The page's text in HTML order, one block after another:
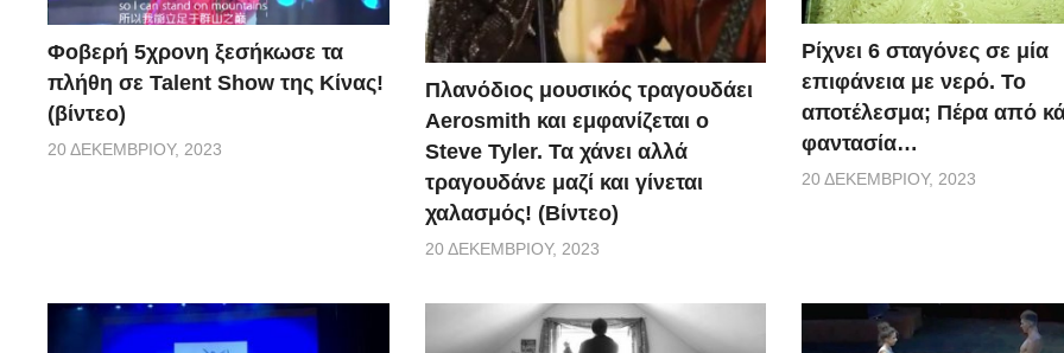
Φοβερή 5χρονη ξεσήκωσε τα
πλήθη σε Talent Show της Κίνας!
(βίντεο)
20 ΔΕΚΕΜΒΡΊΟΥ, 2023
Πλανόδιος μουσικός τραγουδάει
Aerosmith και εμφανίζεται ο
Steve Tyler. Τα χάνει αλλά
τραγουδάνε μαζί και γίνεται
χαλασμός! (Βίντεο)
20 ΔΕΚΕΜΒΡΊΟΥ, 2023
Ρίχνει 6 σταγόνες σε μία
επιφάνεια με νερό. Το
αποτέλεσμα; Πέρα από
φαντασία…
20 ΔΕΚΕΜΒΡΊΟΥ, 2023